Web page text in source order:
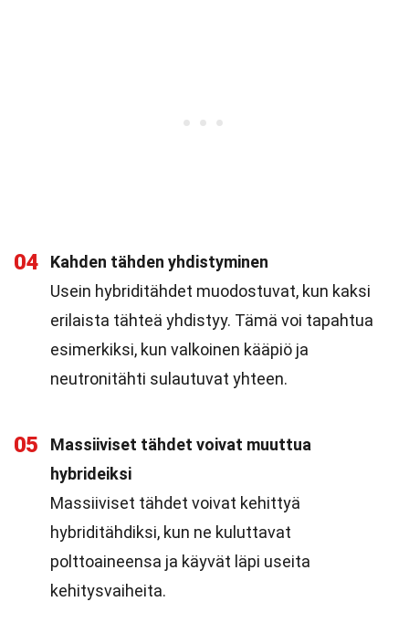
04
Kahden tähden yhdistyminen
Usein hybriditähdet muodostuvat, kun kaksi
erilaista tähteä yhdistyy. Tämä voi tapahtua
esimerkiksi, kun valkoinen kääpiö ja
neutronitähti sulautuvat yhteen.
05
Massiiviset tähdet voivat muuttua
hybrideiksi
Massiiviset tähdet voivat kehittyä
hybriditähdiksi, kun ne kuluttavat
polttoaineensa ja käyvät läpi useita
kehitysvaiheita.